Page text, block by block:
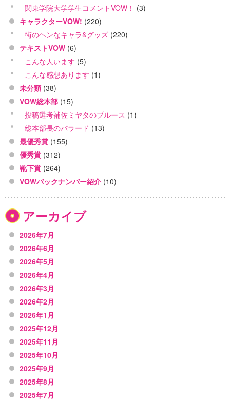
関東学院大学学生コメントVOW！ (3)
キャラクターVOW! (220)
街のヘンなキャラ&グッズ (220)
テキストVOW (6)
こんな人います (5)
こんな感想あります (1)
未分類 (38)
VOW総本部 (15)
投稿選考補佐ミヤタのブルース (1)
総本部長のバラード (13)
最優秀賞 (155)
優秀賞 (312)
靴下賞 (264)
VOWバックナンバー紹介 (10)
アーカイブ
2026年7月
2026年6月
2026年5月
2026年4月
2026年3月
2026年2月
2026年1月
2025年12月
2025年11月
2025年10月
2025年9月
2025年8月
2025年7月